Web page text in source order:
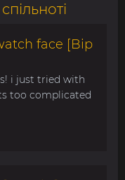
спільноті
face [Bip
i just tried with
too complicated